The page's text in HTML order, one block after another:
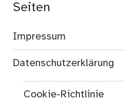
Seiten
Impressum
Datenschutzerklärung
Cookie-Richtlinie